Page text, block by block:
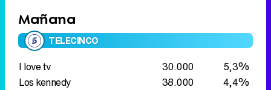
Mañana
TELECINCO
I love tv 30.000
5,3%
Los kennedy
38.000
4,4%